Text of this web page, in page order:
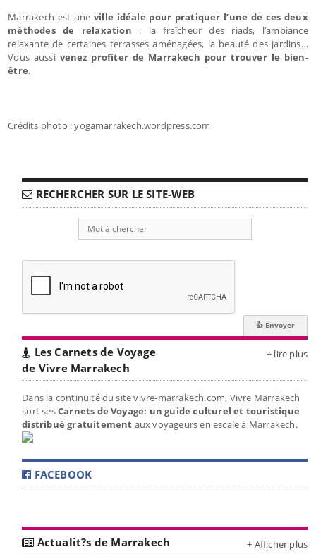
Marrakech est uneville idéale pour pratiquer l’une de ces deux
méthodes de relaxation : la fraîcheur des riads, l’ambiance
relaxante de certaines terrasses aménagées, la beauté des jardins…
Vous aussi venez profiter de Marrakech pour trouver le bien-
être.
Crédits photo : yogamarrakech.wordpress.com
RECHERCHER SUR LE SITE-WEB
Les Carnets de Voyage
de Vivre Marrakech
+ lire plus
Dans la continuité du site vivre-marrakech.com, Vivre Marrakech
sort sesCarnets de Voyage: un guide culturel et touristique
distribué gratuitement aux voyageurs en escale à Marrakech.
FACEBOOK
Actualit?s de Marrakech + Afficher plus